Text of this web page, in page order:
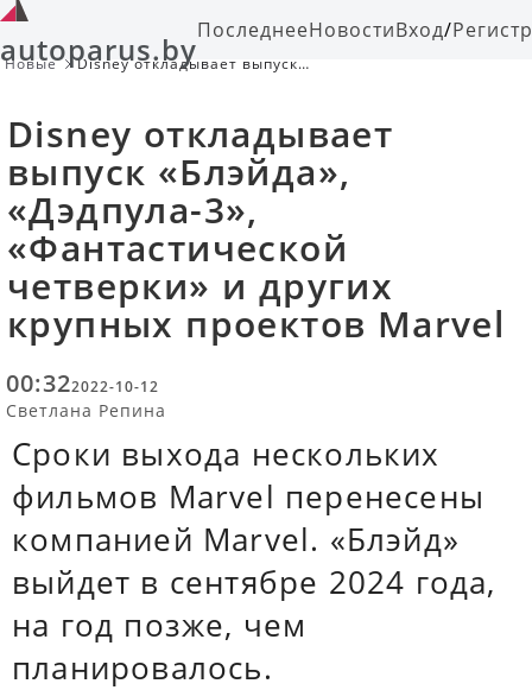
autoparus.byПоследнееНовостиВход/
Новые
Disney откладывает выпуск
других крупных проектов Marvel
Disney откладывает
выпуск «Блэйда»,
«Дэдпула-3»,
«Фантастической
четверки» и других
крупных проектов Marvel
00:322022-10-12
Светлана Репина
Сроки выхода нескольких
фильмов Marvel перенесены
компанией Marvel. «Блэйд»
выйдет в сентябре 2024 года,
на год позже, чем
планировалось.